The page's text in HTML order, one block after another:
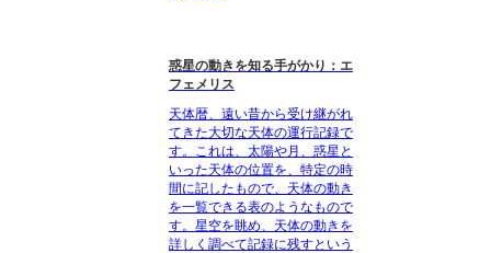
惑星の動きを知る手がかり：エ
フェメリス
天体暦、遠い昔から受け継がれ
てきた大切な天体の運行記録で
す。これは、太陽や月、惑星と
いった天体の位置を、特定の時
間に記したもので、天体の動き
を一覧できる表のようなもので
す。星空を眺め、天体の動きを
詳しく調べて記録に残すという